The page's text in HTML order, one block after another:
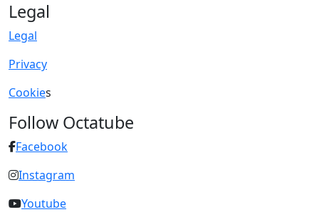
Legal
Legal
Privacy
Cookies
Follow Octatube
Facebook
Instagram
Youtube